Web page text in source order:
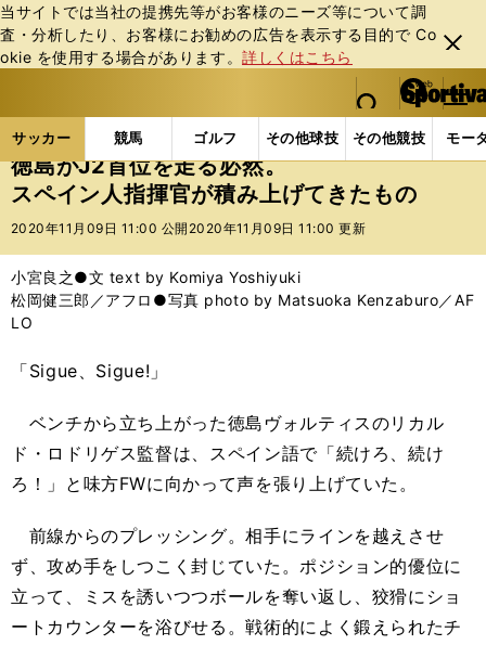
当サイトでは当社の提携先等がお客様のニーズ等について調
査・分析したり、お客様にお勧めの広告を表⽰する⽬的で Co
okie を使⽤する場合があります。詳しくはこちら
閉じ
る
web Sportiva (webスポルティーバ)
検索
マイペ
ー
ジ
メニュ
サッカー 競馬 ゴルフ その他球技 その他競技 モー
ス
ポ
ル
バ
サッカーの記事一覧 Jリーグ他 Jリーグ 徳島が
徳島がJ2首位を走る必然。
スペイン人指揮官が積み上げてきたもの
2020年11月09日 11:00 公開 2020年11月09日 11:00 更新
小宮良之●文 text by Komiya Yoshiyuki
松岡健三郎／アフロ●写真 photo by Matsuoka Kenzaburo／AF
LO
「Sigue、Sigue!」
ベンチから立ち上がった徳島ヴォルティスのリカル
ド・ロドリゲス監督は、スペイン語で「続けろ、続け
ろ！」と味方FWに向かって声を張り上げていた。
前線からのプレッシング。相手にラインを越えさせ
ず、攻め手をしつこく封じていた。ポジション的優位に
立って、ミスを誘いつつボールを奪い返し、狡猾にショ
ートカウンターを浴びせる。戦術的によく鍛えられたチ